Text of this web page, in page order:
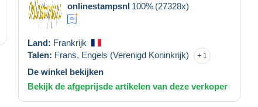
onlinestampsnl 100% (27328x)
Land: Frankrijk
Talen: Frans, Engels (Verenigd Koninkrijk) 1
De winkel bekijken
Bekijk de afgeprijsde artikelen van deze verkoper